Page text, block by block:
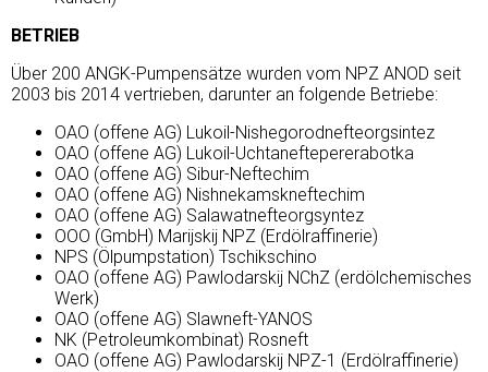
BETRIEB
Über 200 ANGK-Pumpensätze wurden vom NPZ ANOD seit
2003 bis 2014 vertrieben, darunter an folgende Betriebe:
ОАО (offene AG) Lukoil-Nishegorodnefteorgsintez
ОАО (offene AG) Lukoil-Uchtaneftepererabotka
ОАО (offene AG) Sibur-Neftechim
ОАО (offene AG) Nishnekamskneftechim
OAO (offene AG) Salawatnefteorgsyntez
OOO (GmbH) Marijskij NPZ (Erdölraffinerie)
NPS (Ölpumpstation) Tschikschino
ОАО (offene AG) Pawlodarskij NChZ (erdölchemisches
Werk)
ОАО (offene AG) Slawneft-YANOS
NK (Petroleumkombinat) Rosneft
ОАО (offene AG) Pawlodarskij NPZ-1 (Erdölraffinerie)